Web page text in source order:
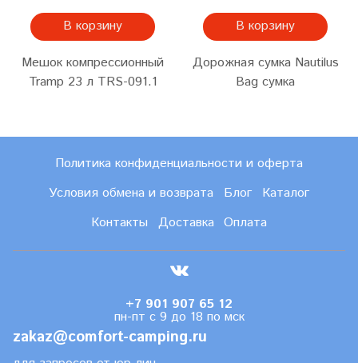
В корзину
Мешок компрессионный
Tramp 23 л TRS-091.1
В корзину
Дорожная сумка Nautilus
Bag сумка
Политика конфиденциальности и оферта
Условия обмена и возврата
Блог
Каталог
Контакты
Доставка Оплата
+7 901 907 65 12
пн-пт с 9 до 18 по мск
zakaz@comfort-camping.ru